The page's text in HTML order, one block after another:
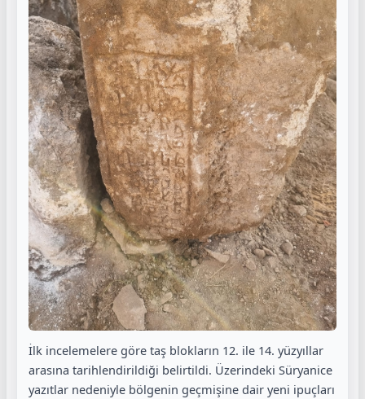
İlk incelemelere göre taş blokların 12. ile 14. yüzyıllar
arasına tarihlendirildiği belirtildi. Üzerindeki Süryanice
yazıtlar nedeniyle bölgenin geçmişine dair yeni ipuçları